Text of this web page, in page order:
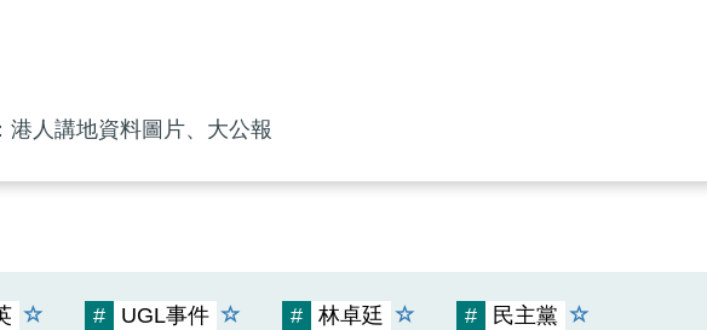
港人講地資料圖片、大公報
# UGL事件 # 林卓廷 # 民主黨